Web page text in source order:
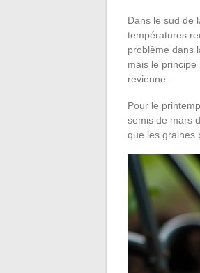
Dans le sud de
températures
problème dans
mais le principe
revienne.
Pour le
semis de mars
que les graines